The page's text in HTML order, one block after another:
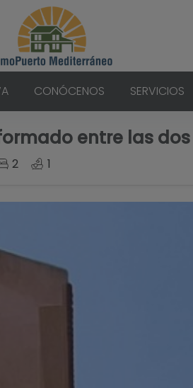
CONÓCENOS SERVICIOS
entre las dos
2 1